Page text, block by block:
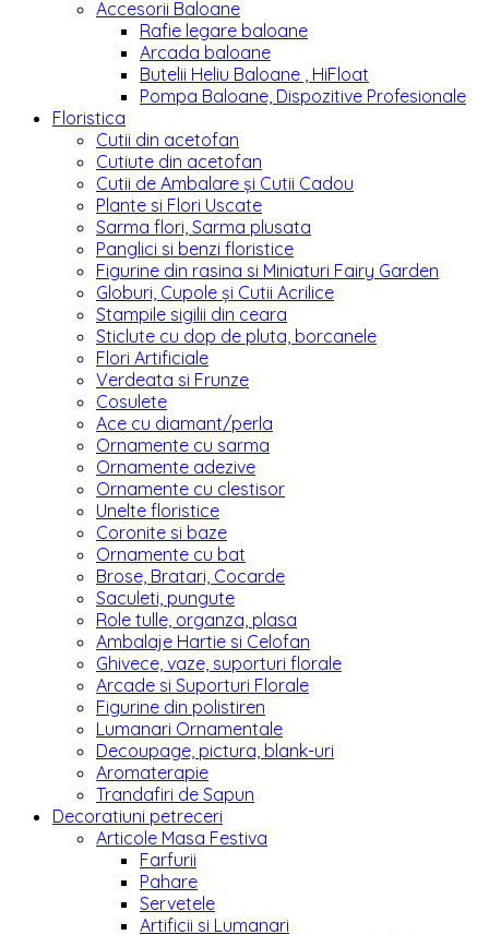
Accesorii Baloane
Rafie legare baloane
Arcada baloane
Butelii Heliu Baloane , HiFloat
Pompa Baloane, Dispozitive Profesionale
Floristica
Cutii din acetofan
Cutiute din acetofan
Cutii de Ambalare și Cutii Cadou
Plante si Flori Uscate
Sarma flori, Sarma plusata
Panglici si benzi floristice
Figurine din rasina si Miniaturi Fairy Garden
Globuri, Cupole și Cutii Acrilice
Stampile sigilii din ceara
Sticlute cu dop de pluta, borcanele
Flori Artificiale
Verdeata si Frunze
Cosulete
Ace cu diamant/perla
Ornamente cu sarma
Ornamente adezive
Ornamente cu clestisor
Unelte floristice
Coronite si baze
Ornamente cu bat
Brose, Bratari, Cocarde
Saculeti, pungute
Role tulle, organza, plasa
Ambalaje Hartie si Celofan
Ghivece, vaze, suporturi florale
Arcade si Suporturi Florale
Figurine din polistiren
Lumanari Ornamentale
Decoupage, pictura, blank-uri
Aromaterapie
Trandafiri de Sapun
Decoratiuni petreceri
Articole Masa Festiva
Farfurii
Pahare
Servetele
Artificii si Lumanari